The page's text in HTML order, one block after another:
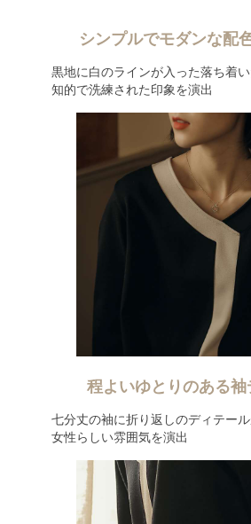
シンプルでモダンな配
黒地に白のラインが入った落ち着い
知的で洗練された印象を演出
程よいゆとりのある袖
七分丈の袖に折り返しのディテー
女性らしい雰囲気を演出